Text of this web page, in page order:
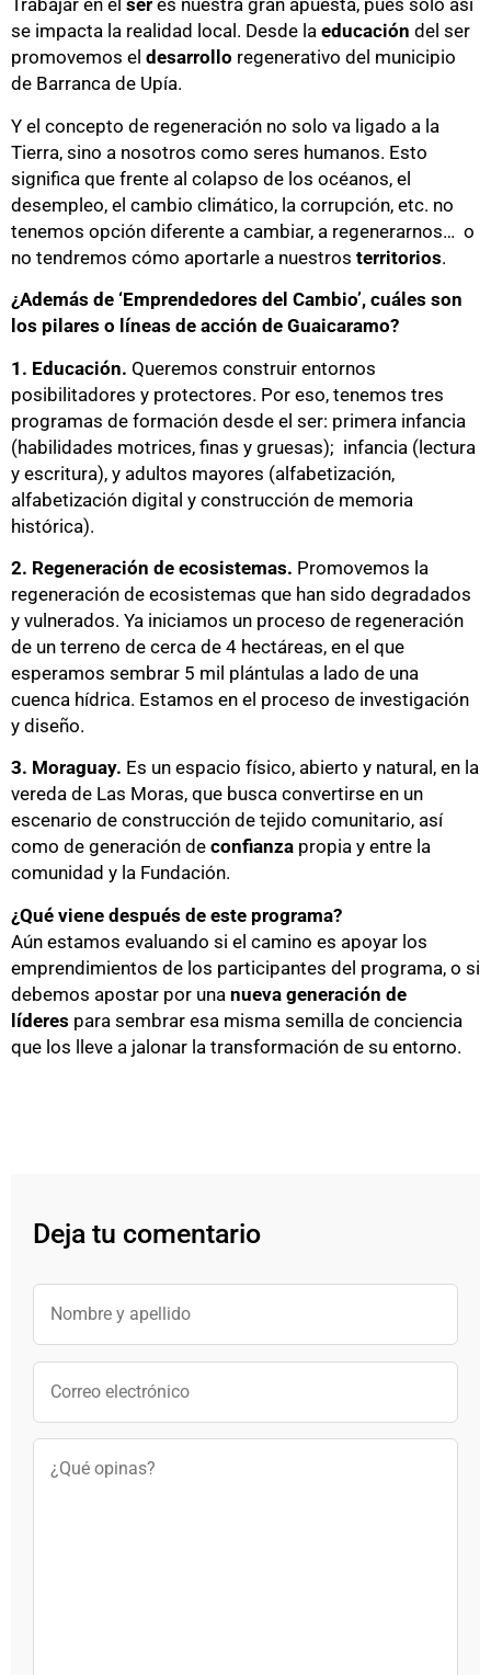
Trabajar en el ser es nuestra gran apuesta, pues solo así
se impacta la realidad local. Desde la educación del ser
promovemos el desarrollo regenerativo del municipio
de Barranca de Upía.
Y el concepto de regeneración no solo va ligado a la
Tierra, sino a nosotros como seres humanos. Esto
significa que frente al colapso de los océanos, el
desempleo, el cambio climático, la corrupción, etc. no
tenemos opción diferente a cambiar, a regenerarnos… o
no tendremos cómo aportarle a nuestros territorios.
¿Además de ‘Emprendedores del Cambio’, cuáles son
los pilares o líneas de acción de Guaicaramo?
1. Educación. Queremos construir entornos
posibilitadores y protectores. Por eso, tenemos tres
programas de formación desde el ser: primera infancia
(habilidades motrices, finas y gruesas); infancia (lectura
y escritura), y adultos mayores (alfabetización,
alfabetización digital y construcción de memoria
histórica).
2. Regeneración de ecosistemas. Promovemos la
regeneración de ecosistemas que han sido degradados
y vulnerados. Ya iniciamos un proceso de regeneración
de un terreno de cerca de 4 hectáreas, en el que
esperamos sembrar 5 mil plántulas a lado de una
cuenca hídrica. Estamos en el proceso de investigación
y diseño.
3. Moraguay. Es un espacio físico, abierto y natural, en la
vereda de Las Moras, que busca convertirse en un
escenario de construcción de tejido comunitario, así
como de generación de confianza propia y entre la
comunidad y la Fundación.
¿Qué viene después de este programa?
Aún estamos evaluando si el camino es apoyar los
emprendimientos de los participantes del programa, o si
debemos apostar por una nueva generación de
líderes para sembrar esa misma semilla de conciencia
que los lleve a jalonar la transformación de su entorno.
Deja tu comentario